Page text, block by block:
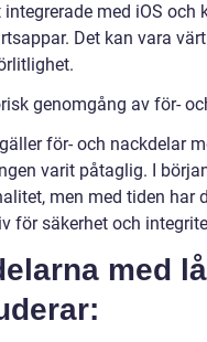
integrerade med iOS
Det kan vara
genomgång av för-
för- och nackdelar
varit påtaglig. I
men med tiden har
för säkerhet och
med